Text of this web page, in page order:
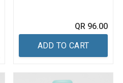
QR 96.00
ADD TO CART